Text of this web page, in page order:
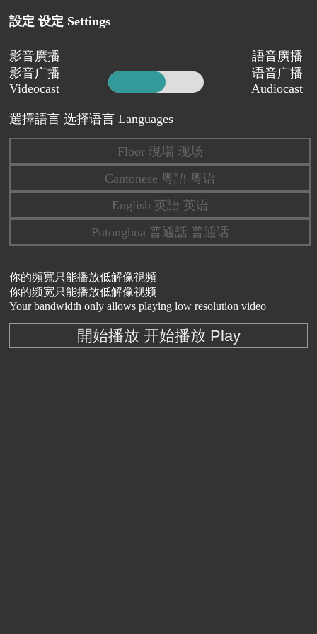
設定 设定 Settings
影音廣播
影音广播
Videocast
語音廣播
语音广播
Audiocast
選擇語言 选择语言 Languages
Floor 現場 现场
Cantonese 粤語 粤语
English 英語 英语
Putonghua 普通話 普通话
你的頻寬只能播放低解像視頻
你的频宽只能播放低解像视频
Your bandwidth only allows playing low resolution video
開始播放 开始播放 Play